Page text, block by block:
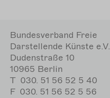
Bundesverband Freie
Darstellende Künste e.V.
Dudenstraße 10
10965 Berlin
T 030. 51 56 52 5 40
F 030. 51 56 52 5 56